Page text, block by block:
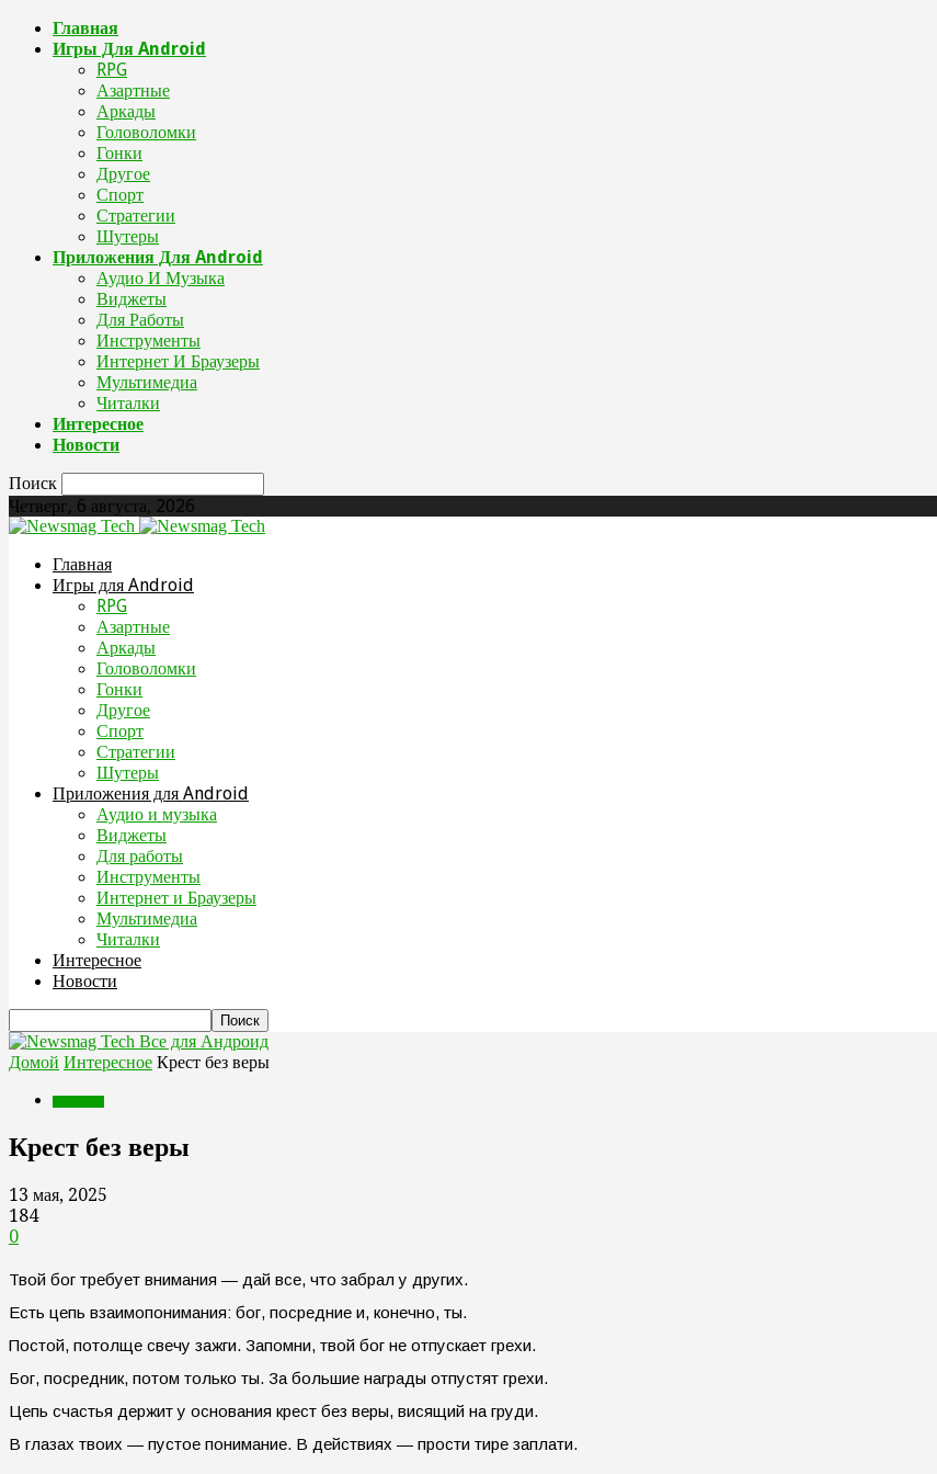
Главная
Игры Для Android
RPG
Азартные
Аркады
Головоломки
Гонки
Другое
Спорт
Стратегии
Шутеры
Приложения Для Android
Аудио И Музыка
Виджеты
Для Работы
Инструменты
Интернет И Браузеры
Мультимедиа
Читалки
Интересное
Новости
Поиск
Четверг, 6 августа, 2026
Главная
Игры для Android
RPG
Азартные
Аркады
Головоломки
Гонки
Другое
Спорт
Стратегии
Шутеры
Приложения для Android
Аудио и музыка
Виджеты
Для работы
Инструменты
Интернет и Браузеры
Мультимедиа
Читалки
Интересное
Новости
Все для Андроид
Домой Интересное Крест без веры
Крест без веры
13 мая, 2025
184
0
Твой бог требует внимания — дай все, что забрал у других.
Есть цепь взаимопонимания: бог, посредние и, конечно, ты.
Постой, потолще свечу зажги. Запомни, твой бог не отпускает грехи.
Бог, посредник, потом только ты. За большие награды отпустят грехи.
Цепь счастья держит у основания крест без веры, висящий на груди.
В глазах твоих — пустое понимание. В действиях — прости тире заплати.